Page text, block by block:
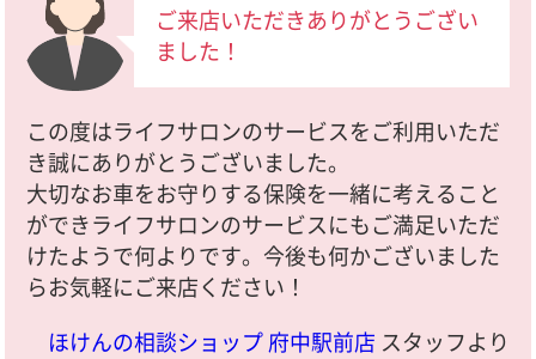
ご来店いただきありがとうござい
ました！
この度はライフサロンのサービスをご利用いただ
き誠にありがとうございました。
大切なお車をお守りする保険を一緒に考えること
ができライフサロンのサービスにもご満足いただ
けたようで何よりです。今後も何かございました
らお気軽にご来店ください！
ほけんの相談ショップ 府中駅前店 スタッフより